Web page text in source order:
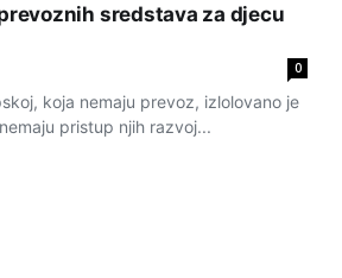
sredstava za djecu
0
koja nemaju prevoz, izlolovano je
pristup njih razvoj...